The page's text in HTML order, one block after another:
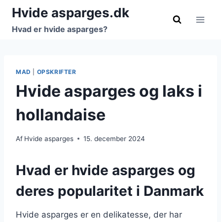
Fortsæt
indhold
Hvide asparges.dk
Hvad er hvide asparges?
MAD OPSKRIFTER
Hvide asparges og laks i
hollandaise
Af Hvide asparges 15. december 2024
Hvad er hvide asparges og
deres popularitet i Danmark
Hvide asparges er en delikatesse, der har